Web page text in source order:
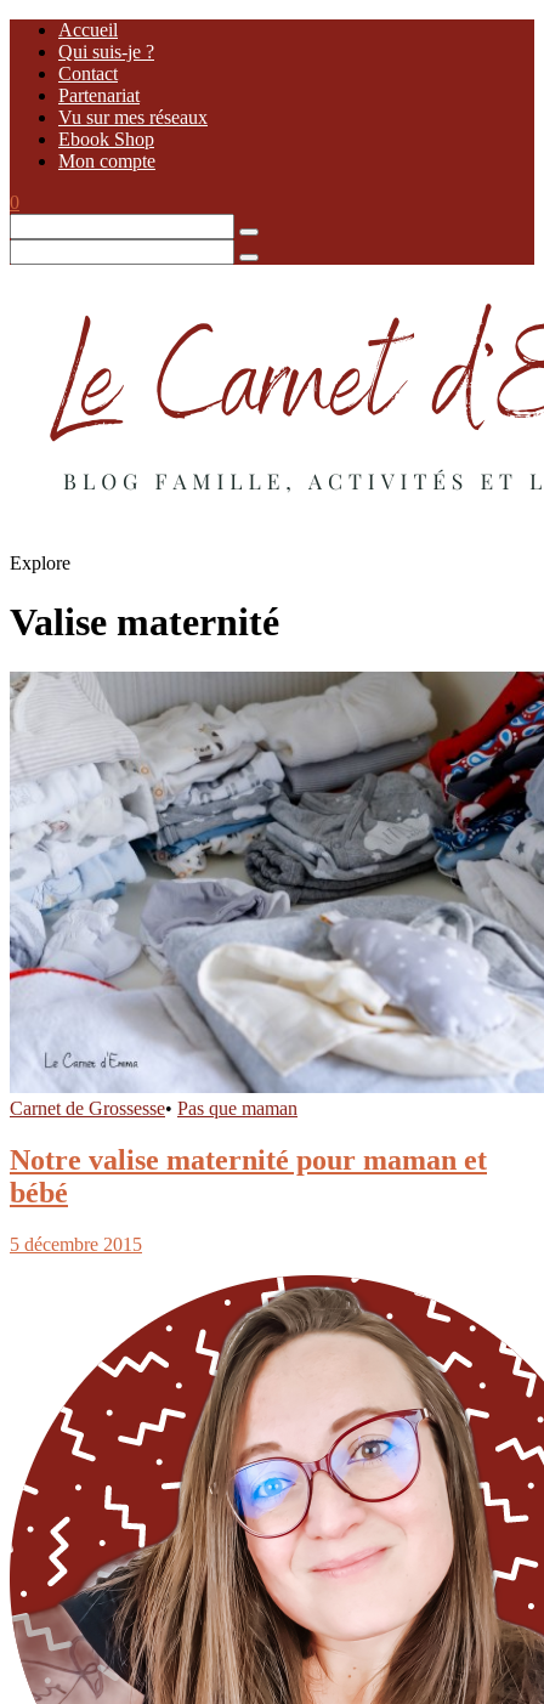
Accueil
Qui suis-je ?
Contact
Partenariat
Vu sur mes réseaux
Ebook Shop
Mon compte
0
Explore
Valise maternité
Carnet de Grossesse• Pas que maman
Notre valise maternité pour maman et
bébé
5 décembre 2015